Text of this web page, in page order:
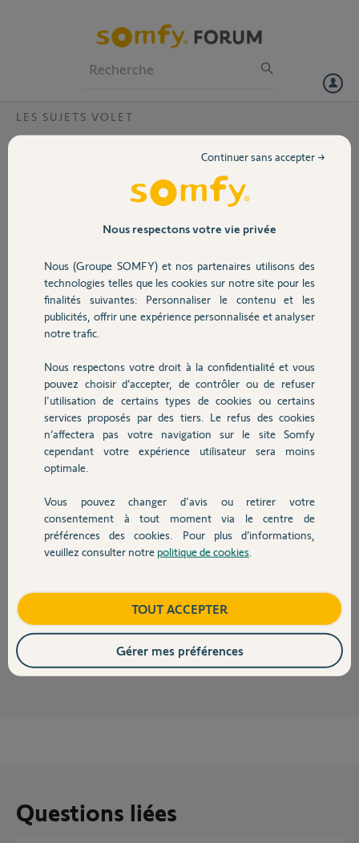
Volet
Sécurité
Domotique
Chauffage
Autres produits
Devis avec un pro
Contact
LES SUJETS VOLET
Volet roulant qui fait « clac » en montant
Mon volet roulant fait « clac » lors de la montée mais il
monte normalement. La descente du volet se fait sans
aucun clac. Le bruit « clac » se produit une seule fois à chaque montée
et au meme niveau de montée. A noter que le clac se produit en
reprise sur un volet ouvert en dessous du niveau du clac, la remontée
ne produit pas de « clac ».
Merci,
YH C.
il y a environ 3 ans
Participer au fil de discussion
Réponses
Bonjour YH,
un petit peu gonflée avec la chaleur. Je vous invite à vérifier ce point.
Quentin B. il y a environ 3 ans
Questions liées
Nous respectons votre vie privée
Nous (Groupe SOMFY) et nos partenaires utilisons des
technologies telles que les cookies sur notre site pour les
finalités suivantes: Personnaliser le contenu et les
publicités, offrir une expérience personnalisée et analyser
notre trafic.
Nous respectons votre droit à la confidentialité et vous
pouvez choisir d’accepter, de contrôler ou de refuser
l'utilisation de certains types de cookies ou certains
services proposés par des tiers. Le refus des cookies
n’affectera pas votre navigation sur le site Somfy
cependant votre expérience utilisateur sera moins
optimale.
Vous pouvez changer d'avis ou retirer votre
consentement à tout moment via le centre de
préférences des cookies. Pour plus d’informations,
veuillez consulter notre politique de cookies
Continuer sans accepter →
TOUT ACCEPTER
Gérer mes préférences